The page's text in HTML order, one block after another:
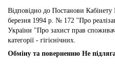
Відповідно до Постанови Кабінету
березня 1994 р. № 172 "Про
України "Про захист прав
категорії - гігієнічних.
Обміну та поверненню Не